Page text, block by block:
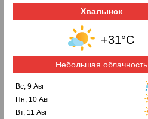
Хвалынск
+31°C
Небольшая облачность
Вс, 9 Авг
Пн, 10 Авг
Вт, 11 Авг